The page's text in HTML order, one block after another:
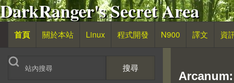
移至主內容
DarkRanger's Secret Area
主導覽
首頁 關於本站 Linux 程式開發 N900 譯文 資
搜尋